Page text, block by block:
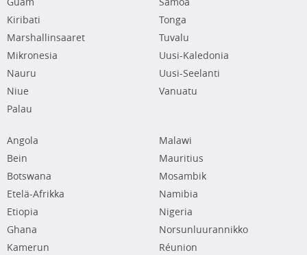
Kiribati
Marshallinsaaret
Mikronesia
Nauru
Niue
Palau
Tonga
Tuvalu
Uusi-Kaledonia
Uusi-Seelanti
Vanuatu
Angola
Bein
Botswana
Etelä-Afrikka
Etiopia
Ghana
Kamerun
Malawi
Mauritius
Mosambik
Namibia
Nigeria
Norsunluurannikko
Réunion